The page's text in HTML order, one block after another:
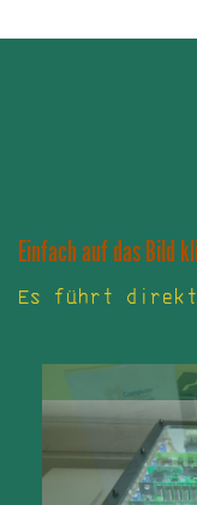
Einfach auf das Bild
Es führt